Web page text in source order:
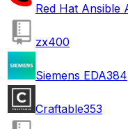
Red Hat Ansible
zx400
Siemens EDA384
Craftable353